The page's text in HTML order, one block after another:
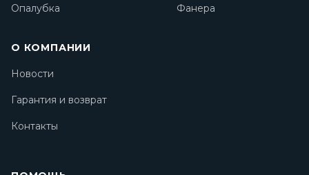
Опалубка
Фанера
О КОМПАНИИ
Новости
Гарантия и возврат
Контакты